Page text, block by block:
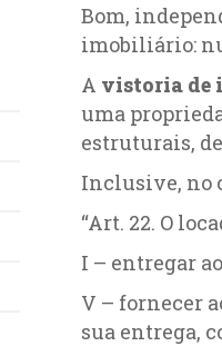
Bom,
imobiliário:
A vistoria de
uma
estruturais,
Inclusive, no
“Art. 22. O
I – entregar
V – fornecer
sua entrega,